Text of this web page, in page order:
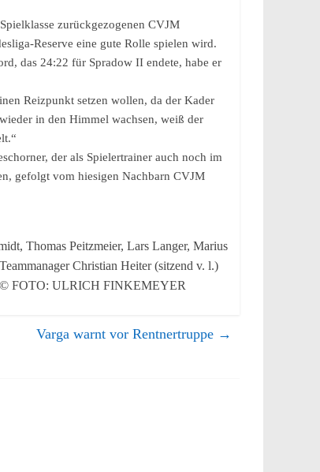
zurückgezogenen CVJM
Reserve eine gute Rolle spielen wird.
das 24:22 für Spradow II endete, habe er
Reizpunkt setzen wollen, da der Kader
in den Himmel wachsen, weiß der
der als Spielertrainer auch noch im
gefolgt vom hiesigen Nachbarn CVJM
Thomas Peitzmeier, Lars Langer, Marius
Christian Heiter (sitzend v. l.)
© FOTO: ULRICH FINKEMEYER
Varga warnt vor Rentnertruppe →